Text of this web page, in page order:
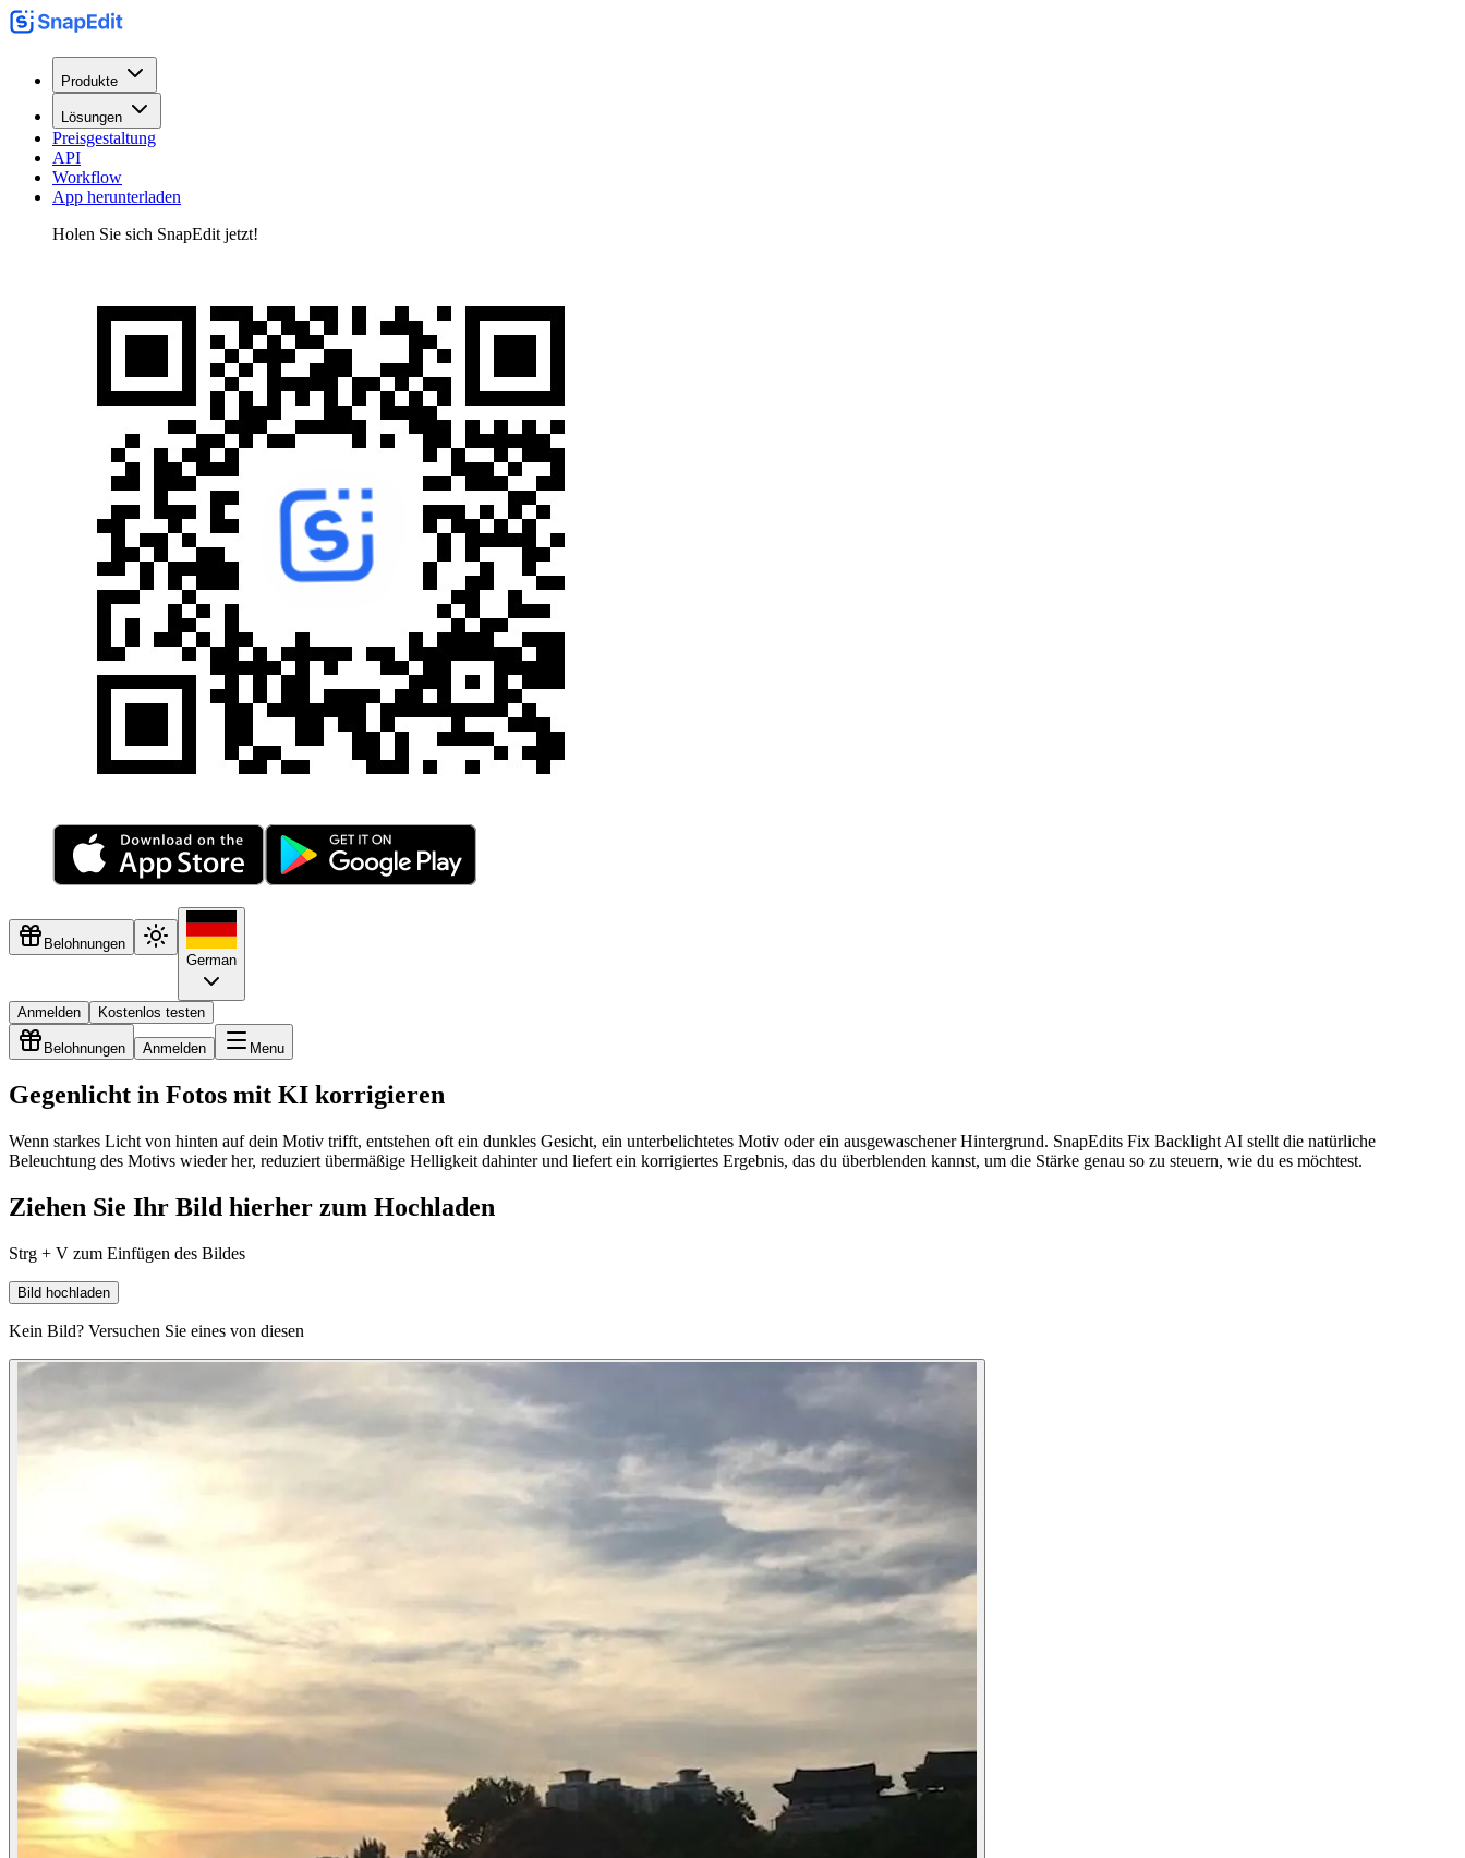
Produkte
Lösungen
Preisgestaltung
API
Workflow
App herunterladen
Holen Sie sich SnapEdit jetzt!
Belohnungen
German
Anmelden Kostenlos testen
Belohnungen Anmelden Menu
Gegenlicht in Fotos mit KI korrigieren
Wenn starkes Licht von hinten auf dein Motiv trifft, entstehen oft ein dunkles Gesicht, ein unterbelichtetes Motiv oder ein ausgewaschener Hintergrund. SnapEdits Fix Backlight AI stellt die natürliche
Beleuchtung des Motivs wieder her, reduziert übermäßige Helligkeit dahinter und liefert ein korrigiertes Ergebnis, das du überblenden kannst, um die Stärke genau so zu steuern, wie du es möchtest.
Ziehen Sie Ihr Bild hierher zum Hochladen
Strg + V zum Einfügen des Bildes
Bild hochladen
Kein Bild? Versuchen Sie eines von diesen